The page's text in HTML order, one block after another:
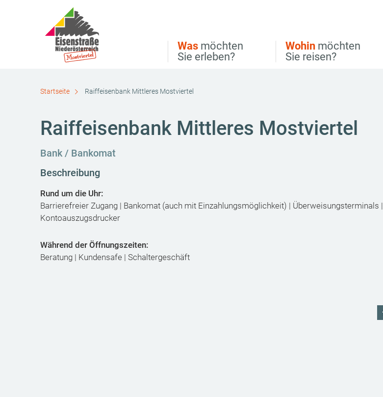
Direkt zur Volltextsuche
Direkt zum Inhalt
Was möchten
Sie erleben?
Wohin möchten
Sie reisen?
Startseite Raiffeisenbank Mittleres Mostviertel
Raiffeisenbank Mittleres Mostviertel
Bank / Bankomat
Beschreibung
Rund um die Uhr:
Barrierefreier Zugang | Bankomat (auch mit Einzahlungsmöglichkeit) | Überweisungsterminals |
Kontoauszugsdrucker
Während der Öffnungszeiten:
Beratung | Kundensafe | Schaltergeschäft